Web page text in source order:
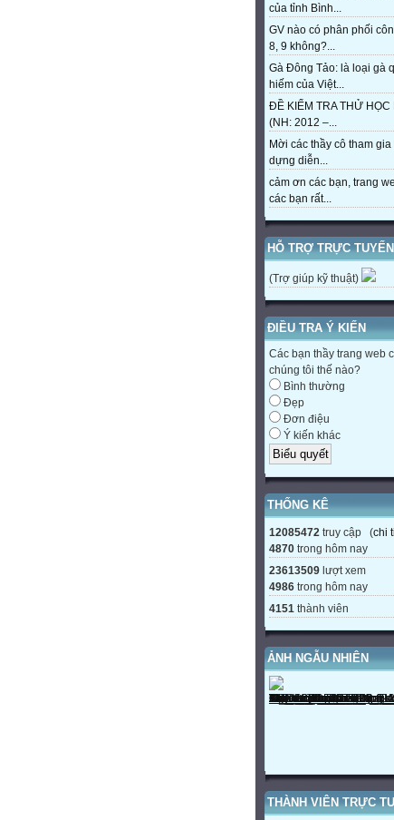
của tỉnh Bình...
GV nào có phân phối
8, 9 không?...
Gà Đông Tảo: là loại gà
hiếm của Việt...
ĐỀ KIỂM TRA THỬ HỌC
(NH: 2012 –...
Mời các thầy cô tham gia
dựng diễn...
cảm ơn các bạn, trang
các bạn rất...
HỖ TRỢ TRỰC TUYẾN
(Trợ giúp kỹ thuật)
ĐIỀU TRA Ý KIẾN
Các bạn thầy trang web
chúng tôi thế nào?
Bình thường
Đẹp
Đơn điệu
Ý kiến khác
THỐNG KÊ
12085472 truy cập (chi
4870 trong hôm nay
23613509 lượt xem
4986 trong hôm nay
4151 thành viên
ẢNH NGẪU NHIÊN
THÀNH VIÊN TRỰC